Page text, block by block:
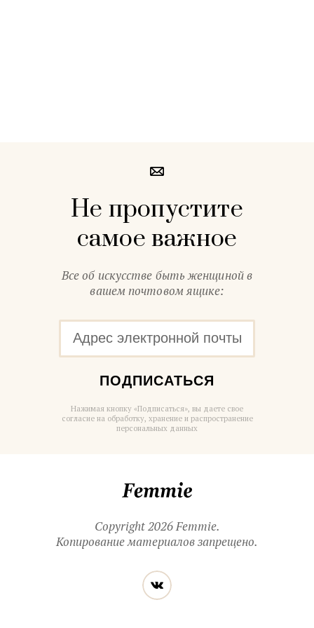
Не пропустите
самое важное
Все об искусстве быть женщиной в
вашем почтовом ящике:
ПОДПИСАТЬСЯ
Нажимая кнопку «Подписаться», вы даете свое
согласие на обработку, хранение и распространение
персональных данных
Copyright 2026 Femmie.
Копирование материалов запрещено.
Читайте
нас
в социальных